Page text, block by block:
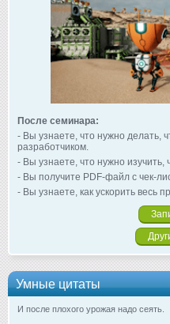
После семинара:
- Вы узнаете, что нужно делать,
разработчиком.
- Вы узнаете, что нужно изучить,
- Вы получите PDF-файл с чек-
- Вы узнаете, как ускорить весь
Умные цитаты
И после плохого урожая надо сеять.